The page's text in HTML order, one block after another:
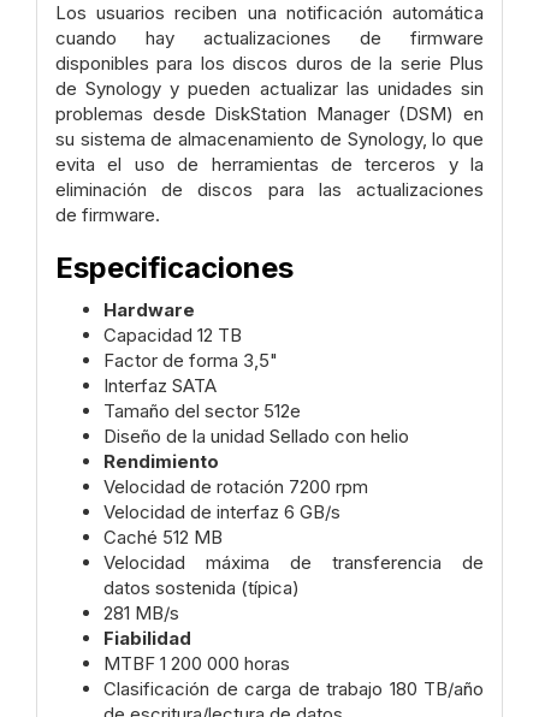
Los usuarios reciben una notificación automática
cuando hay actualizaciones de firmware
disponibles para los discos duros de la serie Plus
de Synology y pueden actualizar las unidades sin
problemas desde DiskStation Manager (DSM) en
su sistema de almacenamiento de Synology, lo que
evita el uso de herramientas de terceros y la
eliminación de discos para las actualizaciones
de firmware.
Especificaciones
Hardware
Capacidad 12 TB
Factor de forma 3,5"
Interfaz SATA
Tamaño del sector 512e
Diseño de la unidad Sellado con helio
Rendimiento
Velocidad de rotación 7200 rpm
Velocidad de interfaz 6 GB/s
Caché 512 MB
Velocidad máxima de transferencia de
datos sostenida (típica)
281 MB/s
Fiabilidad
MTBF 1 200 000 horas
Clasificación de carga de trabajo 180 TB/año